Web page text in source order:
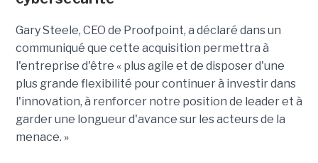
Gary Steele, CEO de Proofpoint, a déclaré dans un
communiqué que cette acquisition permettra à
l'entreprise d'être « plus agile et de disposer d'une
plus grande flexibilité pour continuer à investir dans
l'innovation, à renforcer notre position de leader et à
garder une longueur d'avance sur les acteurs de la
menace. »